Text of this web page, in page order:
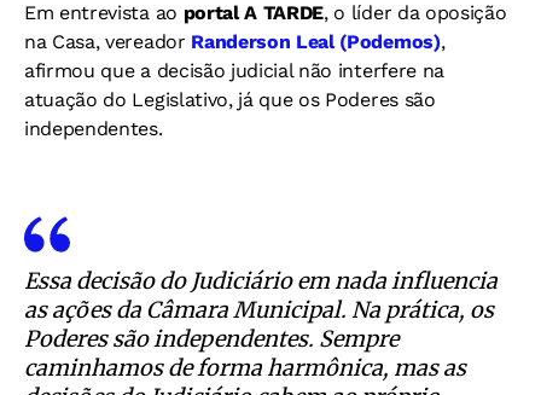
Em entrevista ao portal A TARDE, o líder da oposição
na Casa, vereador Randerson Leal (Podemos),
afirmou que a decisão judicial não interfere na
atuação do Legislativo, já que os Poderes são
independentes.
Essa decisão do Judiciário em nada influencia
as ações da Câmara Municipal. Na prática, os
Poderes são independentes. Sempre
caminhamos de forma harmônica, mas as